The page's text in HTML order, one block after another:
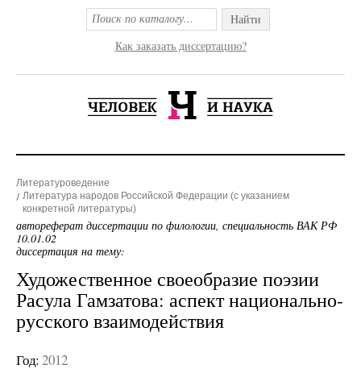
Найти
Как заказать диссертацию?
Литературоведение
Литература народов Российской Федерации (с указанием
конкретной литературы)
автореферат диссертации по филологии, специальность ВАК РФ
10.01.02
диссертация на тему:
Художественное своеобразие поэзии
Расула Гамзатова: аспект национально-
русского взаимодействия
Год: 2012